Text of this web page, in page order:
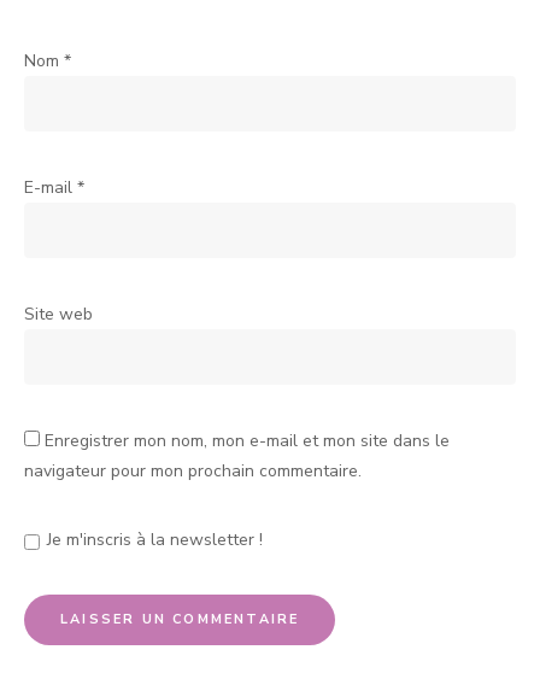
Nom *
E-mail *
Site web
Enregistrer mon nom, mon e-mail et mon site dans le
navigateur pour mon prochain commentaire.
Je m'inscris à la newsletter !